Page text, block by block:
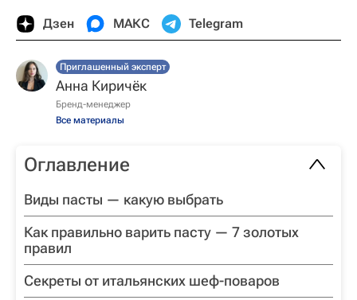
Дзен МАКС Telegram
Приглашенный эксперт
Анна Киричёк
Бренд-менеджер
Все материалы
Оглавление
Виды пасты — какую выбрать
Как правильно варить пасту — 7 золотых
правил
Секреты от итальянских шеф-поваров